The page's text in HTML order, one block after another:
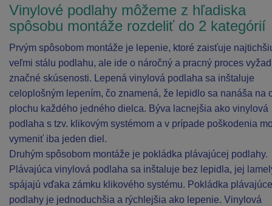
Vinylové podlahy môžeme z hľadiska
spôsobu montáže rozdeliť do 2 kategórií
Prvým spôsobom montáže je lepenie, ktoré zaisťuje
veľmi stálu podlahu, ale ide o náročný a pracný proces
značné skúsenosti. Lepená vinylová podlaha sa inštaluje
celoplošným lepením, čo znamená, že lepidlo sa nanáša na
plochu každého jedného dielca. Býva lacnejšia ako vinylová
podlaha s tzv. klikovým systémom a v prípade poškodenia
vymeniť iba jeden diel.
Druhým spôsobom montáže je pokládka plávajúcej podlahy.
Plávajúca vinylová podlaha sa inštaluje bez lepidla, jej
spájajú vďaka zámku klikového systému. Pokládka
podlahy je jednoduchšia a rýchlejšia ako lepenie. Vinylová